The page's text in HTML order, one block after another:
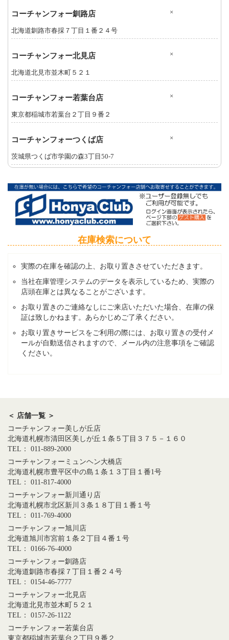
コーチャンフォー釧路店 ×
北海道釧路市春採７丁目１番２４号
コーチャンフォー北見店 ×
北海道北見市並木町５２１
コーチャンフォー若葉台店 ×
東京都稲城市若葉台２丁目９番２
コーチャンフォーつくば店 ×
茨城県つくば市学園の森3丁目50-7
在庫検索について
実際の在庫を確認の上、お取り置きさせていただきます。
当社在庫管理システムのデータを表示しているため、実際の
店頭在庫とは異なることがございます。
お取り置きのご連絡なしにご来店いただいた場合、在庫の保
証は致しかねます。あらかじめご了承ください。
お取り置きサービスをご利用の際には、お取り置きの受付メ
ールが自動送信されますので、メール内の注意事項をご確認
ください。
＜ 店舗一覧 ＞
コーチャンフォー美しが丘店
北海道札幌市清田区美しが丘１条５丁目３７５－１６０
TEL： 011-889-2000
コーチャンフォーミュンヘン大橋店
北海道札幌市豊平区中の島１条１３丁目１番1号
TEL： 011-817-4000
コーチャンフォー新川通り店
北海道札幌市北区新川３条１８丁目１番１号
TEL： 011-769-4000
コーチャンフォー旭川店
北海道旭川市宮前１条２丁目４番１号
TEL： 0166-76-4000
コーチャンフォー釧路店
北海道釧路市春採７丁目１番２４号
TEL： 0154-46-7777
コーチャンフォー北見店
北海道北見市並木町５２１
TEL： 0157-26-1122
コーチャンフォー若葉台店
東京都稲城市若葉台２丁目９番２